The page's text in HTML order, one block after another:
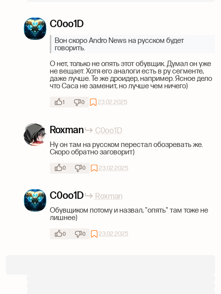
C0oo1D
Вон скоро Andro News на русском будет
говорить.
О нет, только не опять этот обувщик. Думал он уже
не вещает. Хотя его аналоги есть в ру сегменте,
даже лучше. Те же дроидер, например. Ясное дело
что Саса не заменит, но лучше чем ничего)
1 0 23.02.2025
Roxman
C0oo1D
Ну он там на русском перестал обозревать же.
Скоро обратно заговорит)
0 0 23.02.2025
C0oo1D
Roxman
Обувщиком потому и назвал, "опять" там тоже не
лишнее)
0 0 23.02.2025